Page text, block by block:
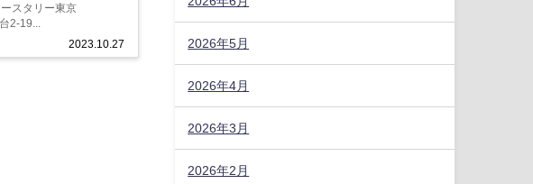
2023.10.27
スタリー東京
2-19...
2026年5月
2026年4月
2026年3月
2026年2月